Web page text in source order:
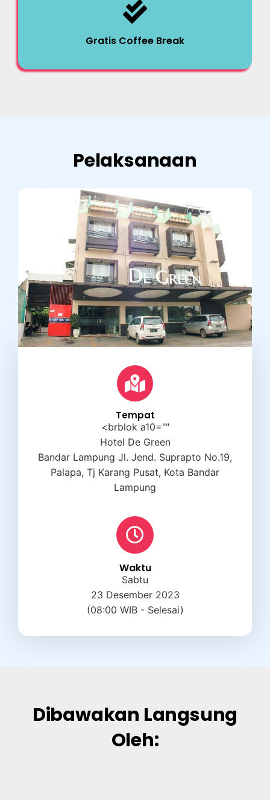
Gratis Coffee Break
Pelaksanaan
Tempat
<brblok a10=""
Hotel De Green
Bandar Lampung Jl. Jend. Suprapto No.19,
Palapa, Tj Karang Pusat, Kota Bandar
Lampung
Waktu
Sabtu
23 Desember 2023
(08:00 WIB - Selesai)
Dibawakan Langsung
Oleh: